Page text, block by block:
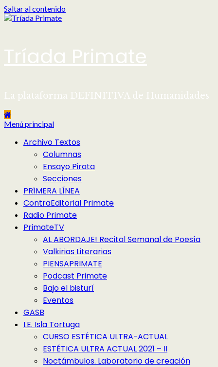
Saltar al contenido
Tríada Primate
La plataforma DEFINITIVA de Humanidades
Menú principal
Archivo Textos
Columnas
Ensayo Pirata
Secciones
PR1MERA LÍNEA
ContraEditorial Primate
Radio Primate
PrimateTV
AL ABORDAJE! Recital Semanal de Poesía
Valkirias Literarias
PIENSAPRIMATE
Podcast Primate
Bajo el bisturí
Eventos
GASB
I.E. Isla Tortuga
CURSO ESTÉTICA ULTRA-ACTUAL
ESTÉTICA ULTRA ACTUAL 2021 – II
Noctámbulos. Laboratorio de creación